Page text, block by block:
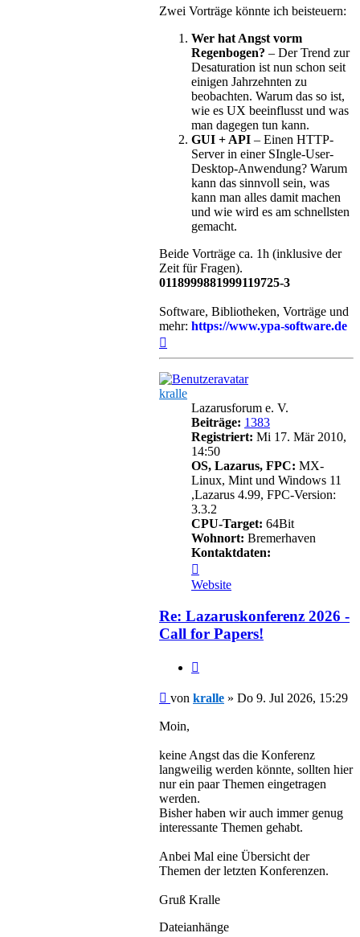
Zwei Vorträge könnte ich beisteuern:
Wer hat Angst vorm
Regenbogen? – Der Trend zur
Desaturation ist nun schon seit
einigen Jahrzehnten zu
beobachten. Warum das so ist,
wie es UX beeinflusst und was
man dagegen tun kann.
GUI + API – Einen HTTP-
Server in einer SIngle-User-
Desktop-Anwendung? Warum
kann das sinnvoll sein, was
kann man alles damit machen
und wie wird es am schnellsten
gemacht.
Beide Vorträge ca. 1h (inklusive der
Zeit für Fragen).
0118999881999119725-3
Software, Bibliotheken, Vorträge und
mehr: https://www.ypa-software.de
kralle
Lazarusforum e. V.
Beiträge: 1383
Registriert: Mi 17. Mär 2010,
14:50
OS, Lazarus, FPC: MX-
Linux, Mint und Windows 11
,Lazarus 4.99, FPC-Version:
3.3.2
CPU-Target: 64Bit
Wohnort: Bremerhaven
Kontaktdaten:
von
kralle
Website
Re: Lazaruskonferenz 2026 -
Call for Papers!
Beitrag
von kralle » Do 9. Jul 2026, 15:29
Moin,
keine Angst das die Konferenz
langweilig werden könnte, sollten hier
nur ein paar Themen eingetragen
werden.
Bisher haben wir auch immer genug
interessante Themen gehabt.
Anbei Mal eine Übersicht der
Themen der letzten Konferenzen.
Gruß Kralle
Dateianhänge